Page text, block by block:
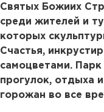
Святых Божиих
среди жителей и
которых
Счастья,
самоцветами.
прогулок, отдыха
горожан во все